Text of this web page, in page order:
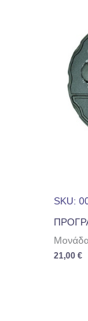
SKU:
21,00€